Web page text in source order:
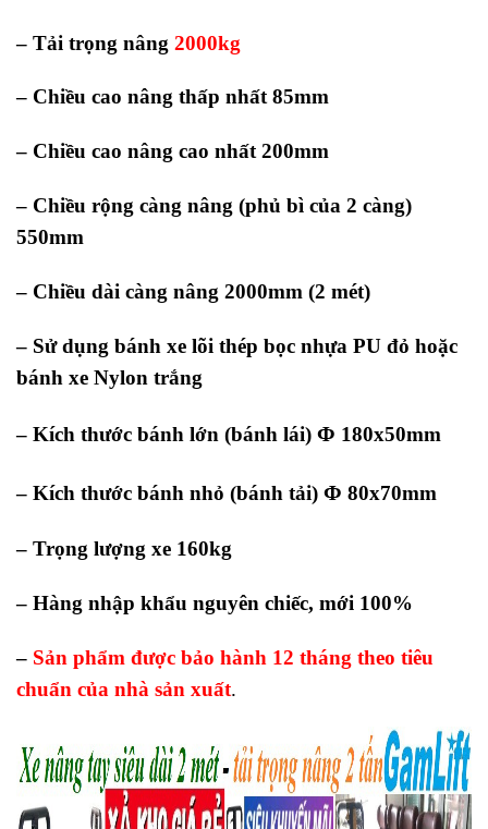
– Tải trọng nâng 2000kg
– Chiều cao nâng thấp nhất 85mm
– Chiều cao nâng cao nhất 200mm
– Chiều rộng càng nâng (phủ bì của 2 càng)
550mm
– Chiều dài càng nâng 2000mm (2 mét)
– Sử dụng bánh xe lõi thép bọc nhựa PU đỏ hoặc
bánh xe Nylon trắng
– Kích thước bánh lớn (bánh lái) Φ 180x50mm
– Kích thước bánh nhỏ (bánh tải) Φ 80x70mm
– Trọng lượng xe 160kg
– Hàng nhập khẩu nguyên chiếc, mới 100%
– Sản phẩm được bảo hành 12 tháng theo tiêu
chuẩn của nhà sản xuất.